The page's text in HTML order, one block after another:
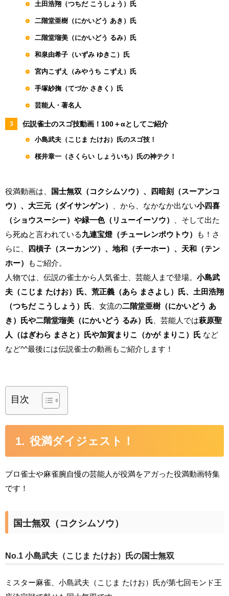
土田浩翔（つちだ こうしょう）氏
二階堂亜樹（にかいどう あき）氏
二階堂瑠美（にかいどう るみ）氏
和泉由希子（いずみ ゆきこ）氏
宮内こずえ（みやうち こずえ）氏
手塚紗掬（てづか さきく）氏
芸能人・著名人
伝説雀士のスゴ技動画！100＋αとしてご紹介
小島武夫（こじま たけお）氏のスゴ技！
桜井章一（さくらい しょういち）氏の神テク！
役満動画は、
国士無双（コクシムソウ）、四暗刻（スーアンコ
ウ）、大三元（ダイサンゲン）
、から、なかなか出ない小四喜
（ショウスーシー）や緑一色（リューイーソウ）
、そして出た
ら死ぬと言われている九連宝燈（チューレンポウトウ）
も！さ
らに、
四槓子（スーカンツ）、地和（チーホー）、天和（テン
ホー）
もご紹介。
人物では、伝説の雀士から人気雀士、芸能人まで登場。 小島武
夫（こじま たけお）氏、荒正義（あら まさよし）氏、土田浩翔
（つちだ こうしょう）氏 、女流の二階堂亜樹（にかいどう あ
き）氏や二階堂瑠美（にかいどう るみ）氏 、芸能人では萩原聖
人（はぎわら まさと）氏や加賀まりこ（かが まりこ）氏 など
など^^最後には伝説雀士の動画もご紹介します！
目次
役満ダイジェスト！
プロ雀士や麻雀腕自慢の芸能人が役満をアガった役満動画特集
です！
国士無双（コクシムソウ）
No.1 小島武夫（こじま たけお）氏の国士無双
ミスター麻雀、小島武夫（こじま たけお）氏が第七回モンド王